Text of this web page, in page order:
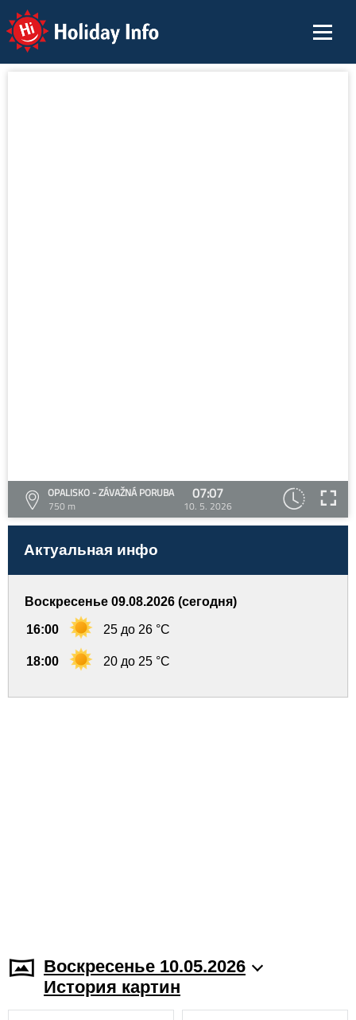
Holiday Info
OPALISKO - ZÁVAŽNÁ PORUBA
750 m
07:07
10. 5. 2026
Актуальная инфо
Воскресенье 09.08.2026 (сегодня)
16:00 25 до 26 °C
18:00 20 до 25 °C
Воскресенье 10.05.2026
История картин